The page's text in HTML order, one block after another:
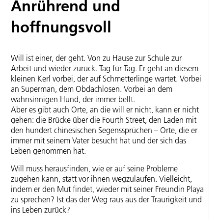
Anrührend und
hoffnungsvoll
Will ist einer, der geht. Von zu Hause zur Schule zur
Arbeit und wieder zurück. Tag für Tag. Er geht an diesem
kleinen Kerl vorbei, der auf Schmetterlinge wartet. Vorbei
an Superman, dem Obdachlosen. Vorbei an dem
wahnsinnigen Hund, der immer bellt.
Aber es gibt auch Orte, an die will er nicht, kann er nicht
gehen: die Brücke über die Fourth Street, den Laden mit
den hundert chinesischen Segenssprüchen – Orte, die er
immer mit seinem Vater besucht hat und der sich das
Leben genommen hat.
Will muss herausfinden, wie er auf seine Probleme
zugehen kann, statt vor ihnen wegzulaufen. Vielleicht,
indem er den Mut findet, wieder mit seiner Freundin Playa
zu sprechen? Ist das der Weg raus aus der Traurigkeit und
ins Leben zurück?